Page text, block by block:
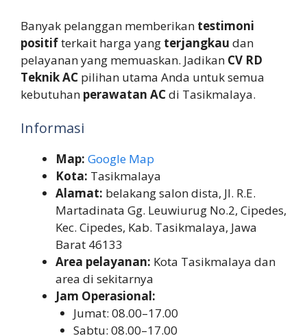
Banyak pelanggan memberikan testimoni
positifterkait harga yang terjangkau dan
pelayanan yang memuaskan. Jadikan CV RD
Teknik AC pilihan utama Anda untuk semua
kebutuhan perawatan ACdi Tasikmalaya.
Informasi
Map: Google Map
Kota: Tasikmalaya
Alamat: belakang salon dista, Jl. R.E.
Martadinata Gg. Leuwiurug No.2, Cipedes,
Kec. Cipedes, Kab. Tasikmalaya, Jawa
Barat 46133
Area pelayanan: Kota Tasikmalaya dan
area di sekitarnya
Jam Operasional:
Jumat: 08.00–17.00
Sabtu: 08.00–17.00